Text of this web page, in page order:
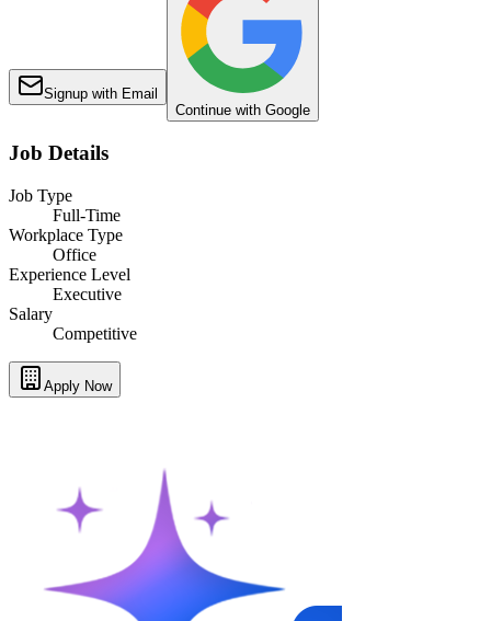
Signup with Email
Continue with Google
Job Details
Job Type
Full-Time
Workplace Type
Office
Experience Level
Executive
Salary
Competitive
Apply Now